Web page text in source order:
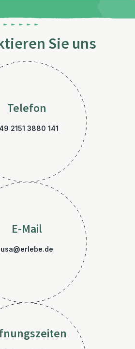
Sie uns
Telefon
2151 3880 141
E-Mail
usa@erlebe.de